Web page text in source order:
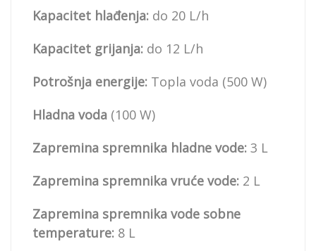
Kapacitet hlađenja: do 20 L/h
Kapacitet grijanja: do 12 L/h
Potrošnja energije: Topla voda (500 W)
Hladna voda (100 W)
Zapremina spremnika hladne vode: 3 L
Zapremina spremnika vruće vode: 2 L
Zapremina spremnika vode sobne
temperature: 8 L